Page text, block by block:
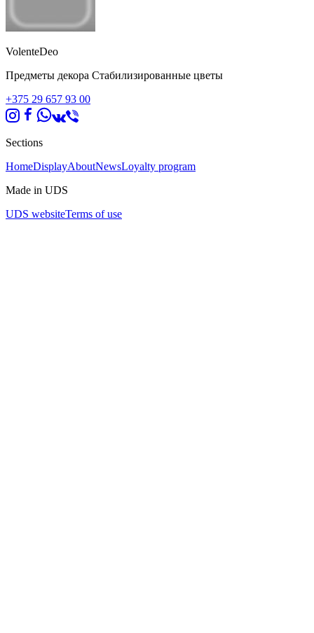
VolenteDeo
Предметы декора Стабилизированные цветы
+375 29 657 93 00
Sections
HomeDisplayAboutNewsLoyalty program
Made in UDS
UDS websiteTerms of use